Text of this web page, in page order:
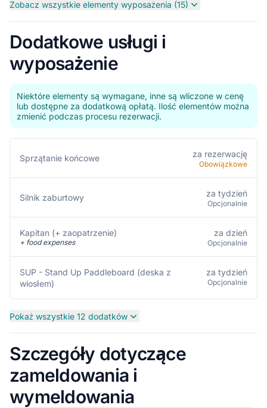
Zobacz wszystkie elementy wyposażenia (15)
Dodatkowe usługi i
wyposażenie
Niektóre elementy są wymagane, inne są wliczone w cenę
lub dostępne za dodatkową opłatą. Ilość elementów można
zmienić podczas procesu rezerwacji.
Sprzątanie końcowe za rezerwację
Obowiązkowe
Silnik zaburtowy za tydzień
Opcjonalnie
Kapitan (+ zaopatrzenie)
+ food expenses
za dzień
Opcjonalnie
SUP - Stand Up Paddleboard (deska z
wiosłem)
za tydzień
Opcjonalnie
Pokaż wszystkie 12 dodatków
Szczegóły dotyczące
zameldowania i
wymeldowania